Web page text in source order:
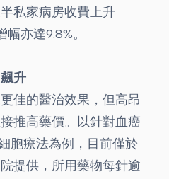
私家病房收費上升
亦達9.8%。
升
佳的醫治效果，但高昂
推高藥價。以針對血癌
胞療法為例，目前僅於
提供，所用藥物每針逾